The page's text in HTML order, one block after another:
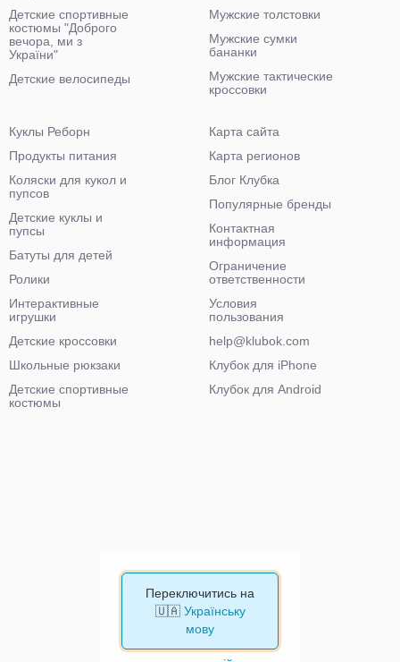
Детские спортивные
костюмы "Доброго
вечора, ми з
України"
Детские велосипеды
Мужские толстовки
Мужские сумки
бананки
Мужские тактические
кроссовки
Куклы Реборн
Продукты питания
Коляски для кукол и
пупсов
Детские куклы и
пупсы
Батуты для детей
Ролики
Интерактивные
игрушки
Детские кроссовки
Школьные рюкзаки
Детские спортивные
костюмы
Карта сайта
Карта регионов
Блог Клубка
Популярные бренды
Контактная
информация
Ограничение
ответственности
Условия
пользования
help@klubok.com
Клубок для iPhone
Клубок для Android
Переключитись на
🇺🇦 Українську
мову